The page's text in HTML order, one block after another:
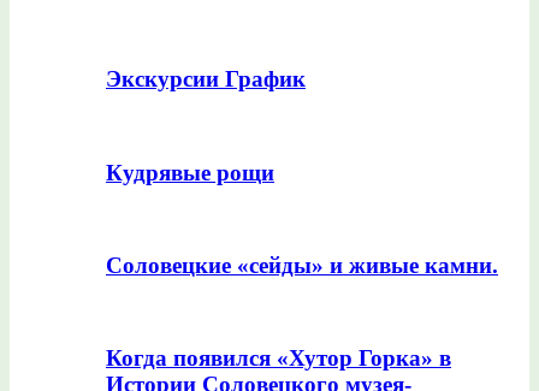
Экскурсии График
Кудрявые рощи
Соловецкие «сейды» и живые камни.
Когда появился «Хутор Горка» в
Истории Соловецкого музея-